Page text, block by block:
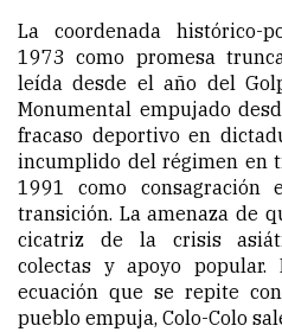
La coordenada histórico-
1973 como promesa
leída desde el año del
Monumental empujado
fracaso deportivo en
incumplido del régimen en
1991 como
transición. La amenaza de
cicatriz de la crisis
colectas y apoyo
ecuación que se repite
pueblo empuja, Colo-Colo